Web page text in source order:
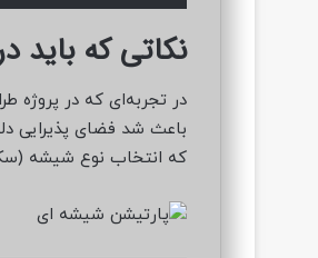
نکاتی که
باعث شد فضای پذیرایی
که انتخاب نوع شیشه